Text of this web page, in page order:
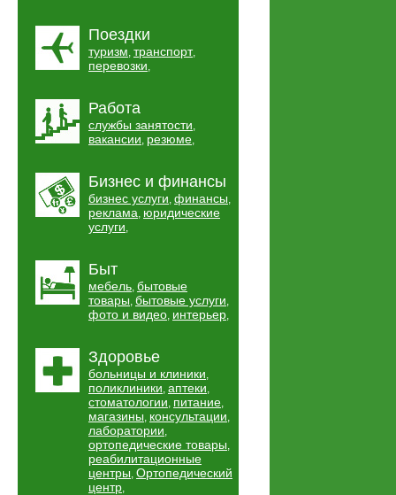
Поездки
туризм, транспорт,
перевозки,
Работа
службы занятости,
вакансии, резюме,
Бизнес и финансы
бизнес услуги, финансы,
реклама, юридические
услуги,
Быт
мебель, бытовые
товары, бытовые услуги,
фото и видео, интерьер,
Здоровье
больницы и клиники,
поликлиники, аптеки,
стоматологии, питание,
магазины, консультации,
лаборатории,
ортопедические товары,
реабилитационные
центры, Ортопедический
центр,